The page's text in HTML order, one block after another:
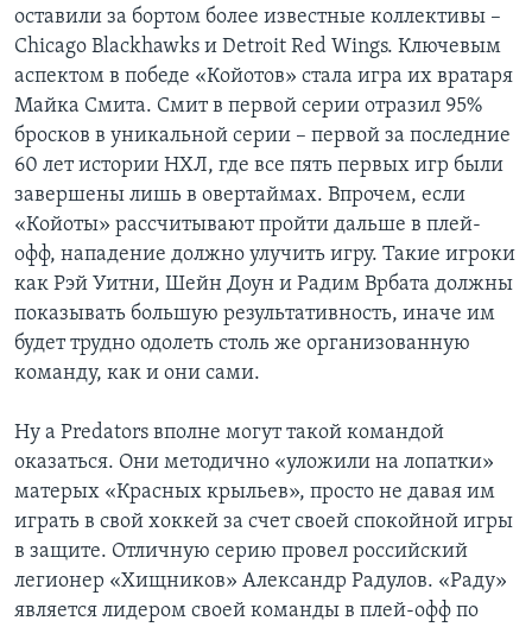
оставили за бортом более известные коллективы –
Chicago Blackhawks и Detroit Red Wings. Ключевым
аспектом в победе «Койотов» стала игра их вратаря
Майка Смита. Смит в первой серии отразил 95%
бросков в уникальной серии – первой за последние
60 лет истории НХЛ, где все пять первых игр были
завершены лишь в овертаймах. Впрочем, если
«Койоты» рассчитывают пройти дальше в плей-
офф, нападение должно улучить игру. Такие игроки
как Рэй Уитни, Шейн Доун и Радим Врбата должны
показывать большую результативность, иначе им
будет трудно одолеть столь же организованную
команду, как и они сами.
Ну а Predators вполне могут такой командой
оказаться. Они методично «уложили на лопатки»
матерых «Красных крыльев», просто не давая им
играть в свой хоккей за счет своей спокойной игры
в защите. Отличную серию провел российский
легионер «Хищников» Александр Радулов. «Раду»
является лидером своей команды в плей-офф по